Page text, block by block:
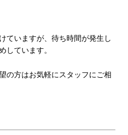
ていますが、待ち時間が発生し
しています。
の方はお気軽にスタッフにご相